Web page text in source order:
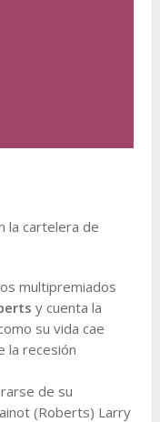
la cartelera de
multipremiados
y cuenta la
su vida cae
la recesión
de su
(Roberts) Larry